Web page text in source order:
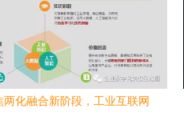
两化融合新阶段，工业互联网